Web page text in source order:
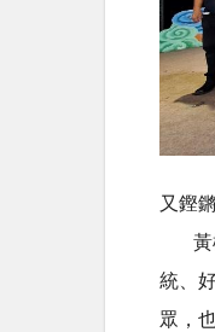
又鏗
黃檢
統、
眾，